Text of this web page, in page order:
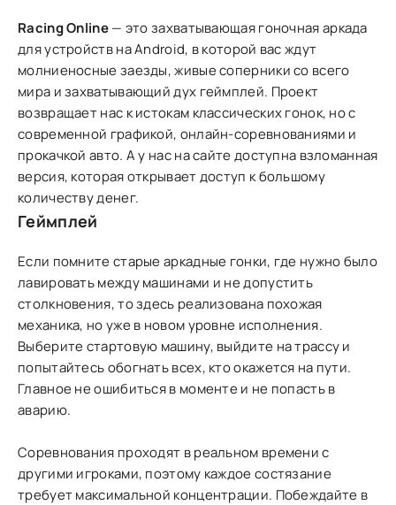
Racing Online— это захватывающая гоночная аркада
для устройств на Android, в которой вас ждут
молниеносные заезды, живые соперники со всего
мира и захватывающий дух геймплей. Проект
возвращает нас к истокам классических гонок, но с
современной графикой, онлайн-соревнованиями и
прокачкой авто. А у нас на сайте доступна взломанная
версия, которая открывает доступ к большому
количеству денег.
Геймплей
Если помните старые аркадные гонки, где нужно было
лавировать между машинами и не допустить
столкновения, то здесь реализована похожая
механика, но уже в новом уровне исполнения.
Выберите стартовую машину, выйдите на трассу и
попытайтесь обогнать всех, кто окажется на пути.
Главное не ошибиться в моменте и не попасть в
аварию.
Соревнования проходят в реальном времени с
другими игроками, поэтому каждое состязание
требует максимальной концентрации. Побеждайте в